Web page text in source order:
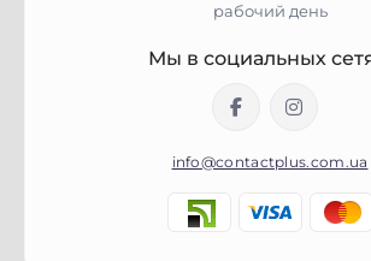
рабочий день
Мы в социальных
info@contactplus.com.ua